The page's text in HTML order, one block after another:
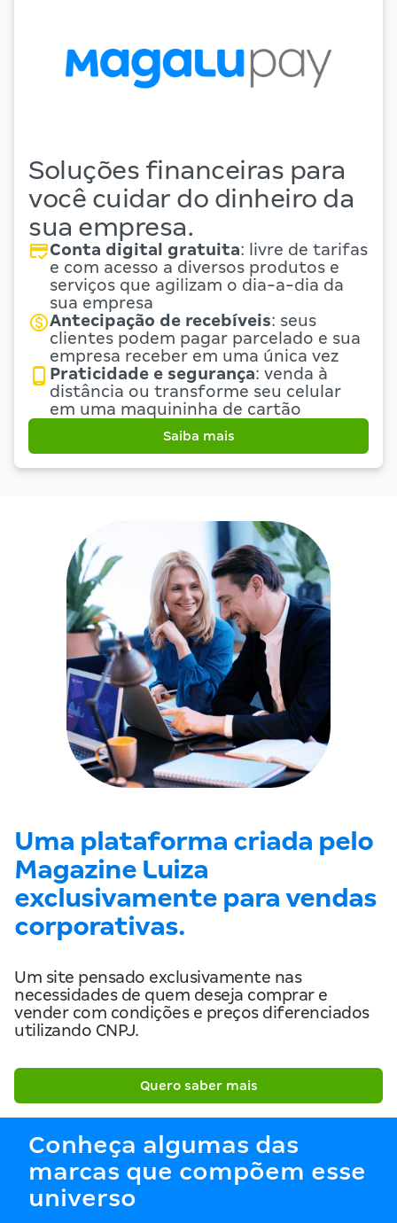
Soluções financeiras para
você cuidar do dinheiro da
sua empresa.
Conta digital gratuita: livre de tarifas
e com acesso a diversos produtos e
serviços que agilizam o dia-a-dia da
sua empresa
Antecipação de recebíveis: seus
clientes podem pagar parcelado e sua
empresa receber em uma única vez
Praticidade e segurança: venda à
distância ou transforme seu celular
em uma maquininha de cartão
Saiba mais
Uma plataforma criada pelo
Magazine Luiza
exclusivamente para vendas
corporativas.
Um site pensado exclusivamente nas
necessidades de quem deseja comprar e
vender com condições e preços diferenciados
utilizando CNPJ.
Quero saber mais
Conheça algumas das
marcas que compõem esse
universo